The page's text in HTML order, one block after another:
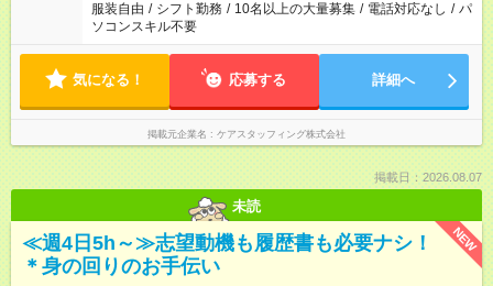
服装自由 / シフト勤務 / 10名以上の大量募集 / 電話対応なし / パ
ソコンスキル不要
気になる！ 応募する 詳細へ
掲載元企業名 ケアスタッフィング株式会社
掲載日：2026.08.07
未読
NEW
≪週4日5h～≫志望動機も履歴書も必要ナシ！
＊身の回りのお手伝い